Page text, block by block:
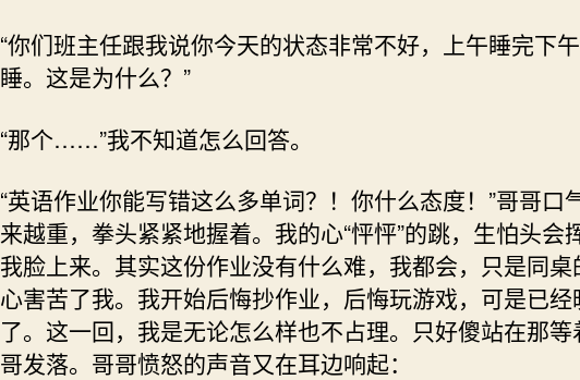
“你们班主任跟我说你今天的状态非常不好，上午睡完下
睡。这是为什么？”
“那个……”我不知道怎么回答。
“英语作业你能写错这么多单词？！你什么态度！”哥哥口
来越重，拳头紧紧地握着。我的心“怦怦”的跳，生怕头会
我脸上来。其实这份作业没有什么难，我都会，只是同桌
心害苦了我。我开始后悔抄作业，后悔玩游戏，可是已经
了。这一回，我是无论怎么样也不占理。只好傻站在那等
哥发落。哥哥愤怒的声音又在耳边响起：